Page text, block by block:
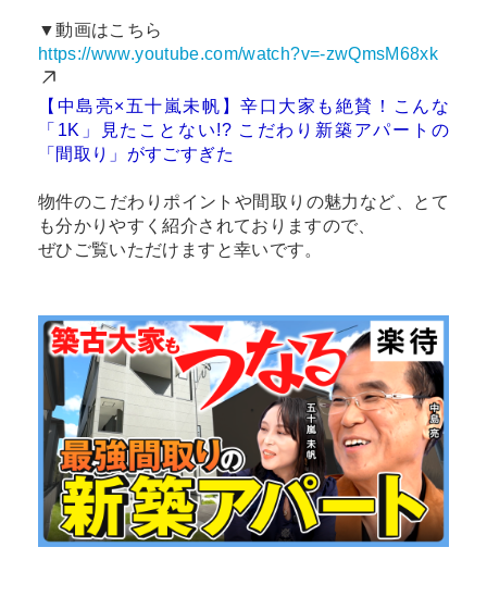
▼動画はこちら
https://www.youtube.com/watch?v=-zwQmsM68xk
【中島亮×五十嵐未帆】辛口大家も絶賛！こんな
「1K」見たことない!? こだわり新築アパートの
「間取り」がすごすぎた
物件のこだわりポイントや間取りの魅力など、とて
も分かりやすく紹介されておりますので、
ぜひご覧いただけますと幸いです。